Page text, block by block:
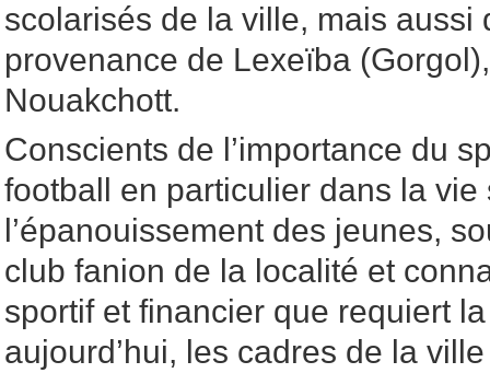
scolarisés de la ville, mais aussi
provenance de Lexeïba
Nouakchott.
Conscients de l’importance du
football en particulier dans la vie
l’épanouissement des jeunes,
club fanion de la localité et
sportif et financier que requiert
aujourd’hui, les cadres de la